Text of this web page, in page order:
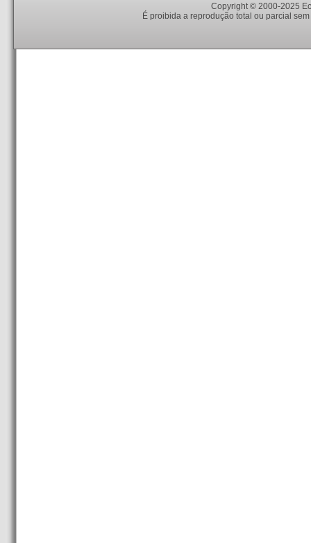
Copyright © 2000-2025
É proibida a reprodução total ou parcial